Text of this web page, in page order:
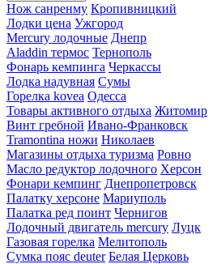
Нож санренму Кропивницкий
Лодки цена Ужгород
Mercury лодочные Днепр
Aladdin термос Тернополь
Фонарь кемпинга Черкассы
Лодка надувная Сумы
Горелка kovea Одесса
Товары активного отдыха Житомир
Винт гребной Ивано-Франковск
Tramontina ножи Николаев
Магазины отдыха туризма Ровно
Масло редуктор лодочного Херсон
Фонари кемпинг Днепропетровск
Палатку херсоне Мариуполь
Палатка ред поинт Чернигов
Лодочный двигатель mercury Луцк
Газовая горелка Мелитополь
Сумка пояс deuter Белая Церковь